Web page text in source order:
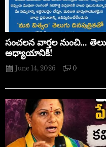
సంచలన వార్తల నుంచి…
అధ్యాయానికి!
June 14, 2026 0